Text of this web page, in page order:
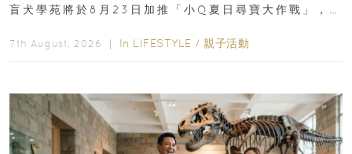
盲犬學苑將於8月23日加推「小Q夏日尋寶大作戰」，家
7th August, 2026 ｜ In LIFESTYLE / 親子活動